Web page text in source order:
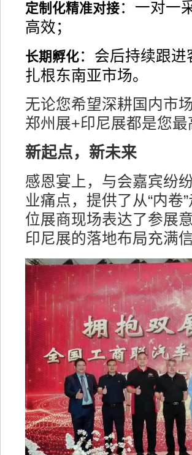
定制化精准对接：一对一
高效；
长期孵化：会后持续跟
扎根东南亚市场。
无论您希望深耕国内市
郑州展+印尼展都是您
新起点，新未来
感恩宴上，与会嘉宾纷
业痛点，提供了从“内卷
位展商现场表达了参展
印尼展的落地布局充满信